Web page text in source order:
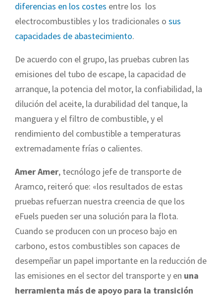
diferencias en los costes entre los los
electrocombustibles y los tradicionales o sus
capacidades de abastecimiento.
De acuerdo con el grupo, las pruebas cubren las
emisiones del tubo de escape, la capacidad de
arranque, la potencia del motor, la confiabilidad, la
dilución del aceite, la durabilidad del tanque, la
manguera y el filtro de combustible, y el
rendimiento del combustible a temperaturas
extremadamente frías o calientes.
Amer Amer, tecnólogo jefe de transporte de
Aramco, reiteró que: «los resultados de estas
pruebas refuerzan nuestra creencia de que los
eFuels pueden ser una solución para la flota.
Cuando se producen con un proceso bajo en
carbono, estos combustibles son capaces de
desempeñar un papel importante en la reducción de
las emisiones en el sector del transporte y en una
herramienta más de apoyo para la transición